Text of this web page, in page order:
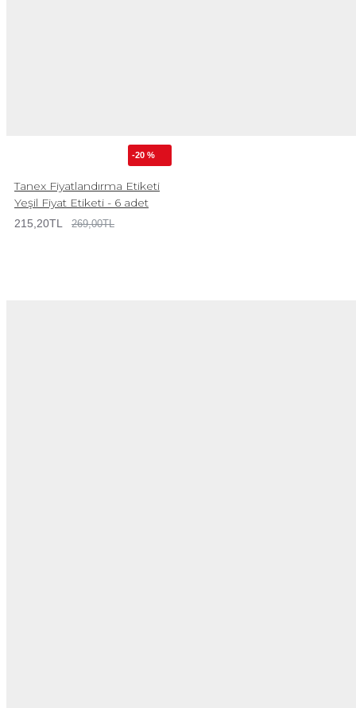
-20 %
Tanex Fiyatlandırma Etiketi
Yeşil Fiyat Etiketi - 6 adet
215,20TL 269,00TL